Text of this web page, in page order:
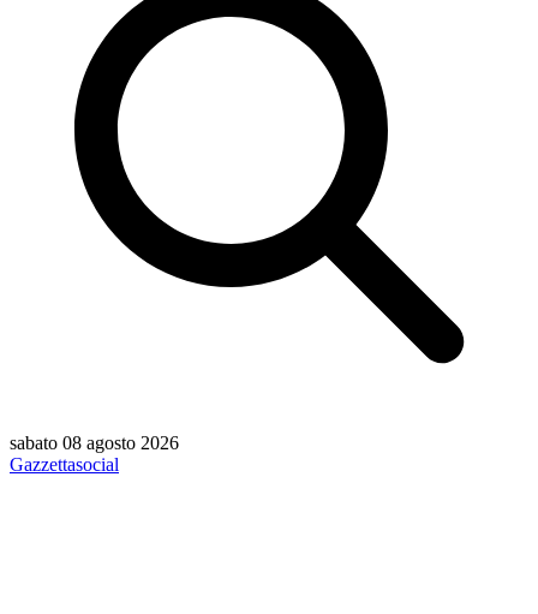
sabato 08 agosto 2026
Gazzettasocial